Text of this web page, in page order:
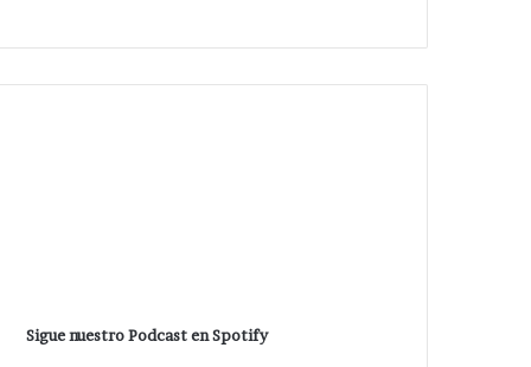
Sigue nuestro Podcast en Spotify